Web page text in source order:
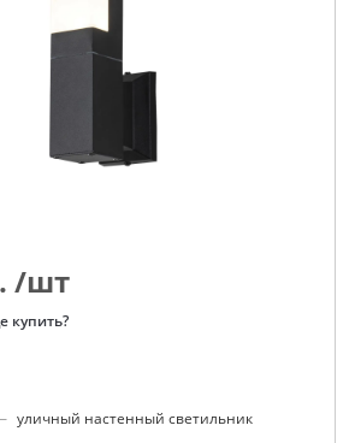
/шт
купить?
уличный настенный светильник